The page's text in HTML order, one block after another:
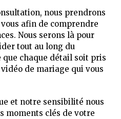
nous prendrons
afin de comprendre
Nous serons là pour
tout au long du
que chaque détail soit pris
de mariage qui vous
et notre sensibilité nous
moments clés de votre